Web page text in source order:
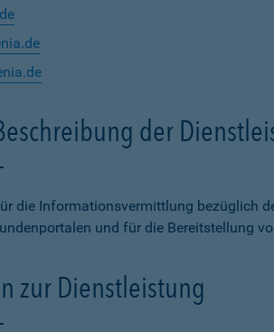
der
die Informationsvermittlung bezüglich
und für die Bereitstellung
zur Dienstleistung